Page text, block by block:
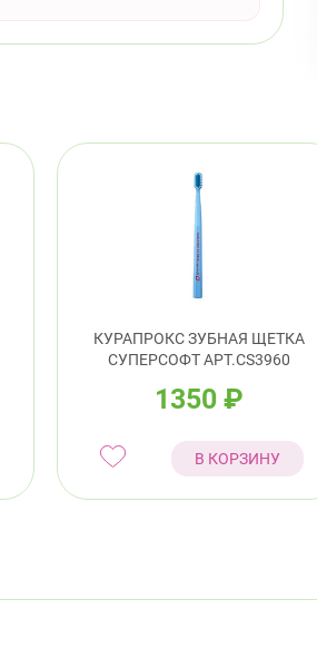
КУРАПРОКС ЗУБНАЯ ЩЕТКА
СУПЕРСОФТ АРТ.CS3960
1350 ₽
В КОРЗИНУ